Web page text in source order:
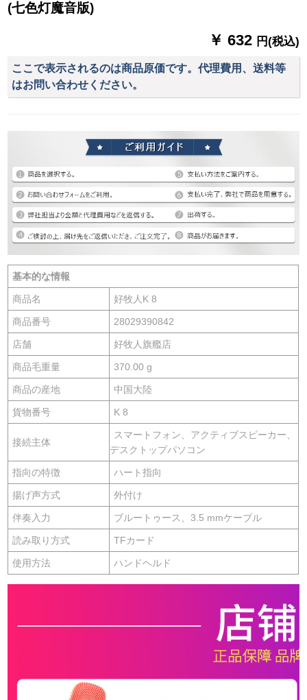
(七色灯魔音版)
￥ 632 円(税込)
ここで表示されるのは商品原価です。代理費用、送料等
はお問い合わせください。
基本的な情報
商品名 好牧人K 8
商品番号 28029390842
店舗 好牧人旗艦店
商品毛重量 370.00 g
商品の産地 中国大陸
貨物番号 K 8
接続主体
スマートフォン、アクティブスピーカー、
デスクトップパソコン
指向の特徴 ハート指向
揚げ声方式 外付け
伴奏入力 ブルートゥース、3.5 mmケーブル
読み取り方式 TFカード
使用方法 ハンドヘルド